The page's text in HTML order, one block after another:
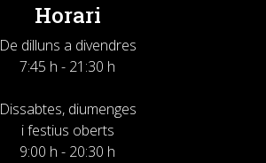
Horari
De dilluns a divendres
7:45 h - 21:30 h
Dissabtes, diumenges
i festius oberts
9:00 h - 20:30 h